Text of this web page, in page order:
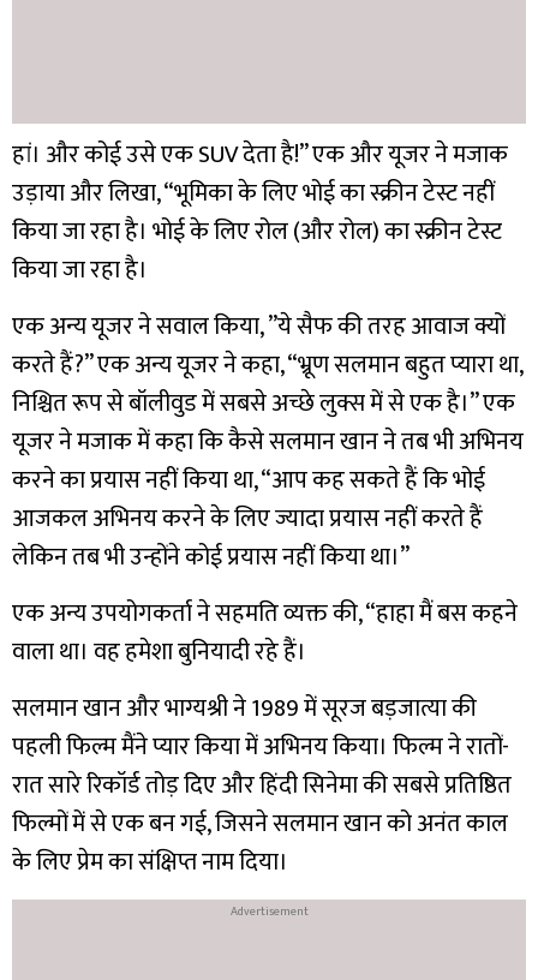
हां। और कोई उसे एक SUV देता है!” एक और यूजर ने मजाक
उड़ाया और लिखा, “भूमिका के लिए भोई का स्क्रीन टेस्ट नहीं
किया जा रहा है। भोई के लिए रोल (और रोल) का स्क्रीन टेस्ट
किया जा रहा है।
एक अन्य यूजर ने सवाल किया, ”ये सैफ की तरह आवाज क्यों
करते हैं?” एक अन्य यूजर ने कहा, “भ्रूण सलमान बहुत प्यारा था,
निश्चित रूप से बॉलीवुड में सबसे अच्छे लुक्स में से एक है।” एक
यूजर ने मजाक में कहा कि कैसे सलमान खान ने तब भी अभिनय
करने का प्रयास नहीं किया था, “आप कह सकते हैं कि भोई
आजकल अभिनय करने के लिए ज्यादा प्रयास नहीं करते हैं
लेकिन तब भी उन्होंने कोई प्रयास नहीं किया था।”
एक अन्य उपयोगकर्ता ने सहमति व्यक्त की, “हाहा मैं बस कहने
वाला था। वह हमेशा बुनियादी रहे हैं।
सलमान खान और भाग्यश्री ने 1989 में सूरज बड़जात्या की
पहली फिल्म मैंने प्यार किया में अभिनय किया। फिल्म ने रातों-
रात सारे रिकॉर्ड तोड़ दिए और हिंदी सिनेमा की सबसे प्रतिष्ठित
फिल्मों में से एक बन गई, जिसने सलमान खान को अनंत काल
के लिए प्रेम का संक्षिप्त नाम दिया।